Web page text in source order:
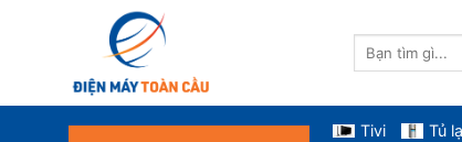
Tìm
kiếm:
Tivi Tủ